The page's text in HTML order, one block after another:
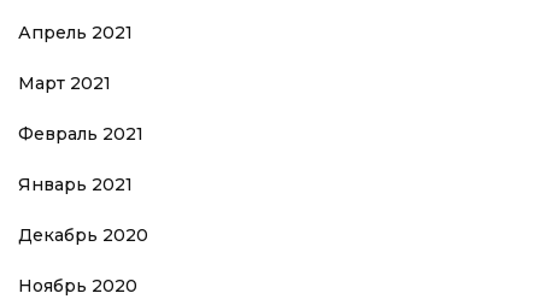
Апрель 2021
Март 2021
Февраль 2021
Январь 2021
Декабрь 2020
Ноябрь 2020